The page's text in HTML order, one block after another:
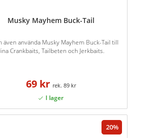
Musky Mayhem Buck-Tail
även använda Musky Mayhem Buck-Tail till
Crankbaits, Tailbeten och Jerkbaits.
69 kr 89 kr
20